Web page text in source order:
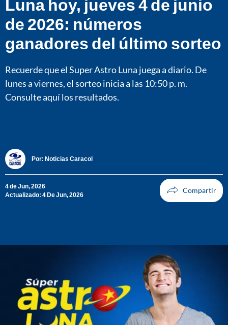
Luna hoy, jueves 4 de junio
de 2026: números
ganadores del último sorteo
Recuerde que el Super Astro Luna juega a diario. De
lunes a viernes, el sorteo inicia a las 10:50 p. m.
Consulte aquí los resultados.
Por: Noticias Caracol
4 de Jun, 2026
Actualizado: 4 De Jun, 2026